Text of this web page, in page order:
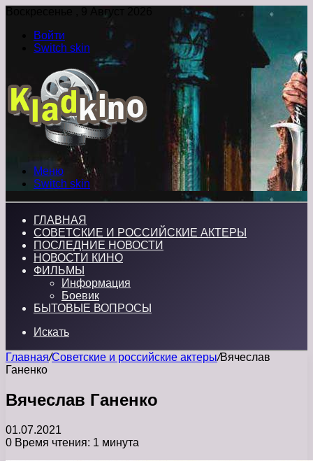
Воскресенье , 9 Август 2026
Войти
Switch skin
Меню
Switch skin
ГЛАВНАЯ
СОВЕТСКИЕ И РОССИЙСКИЕ АКТЕРЫ
ПОСЛЕДНИЕ НОВОСТИ
НОВОСТИ КИНО
ФИЛЬМЫ
Информация
Боевик
БЫТОВЫЕ ВОПРОСЫ
Искать
Главная/Советские и российские актеры/Вячеслав
Ганенко
Вячеслав Ганенко
01.07.2021
0 Время чтения: 1 минута